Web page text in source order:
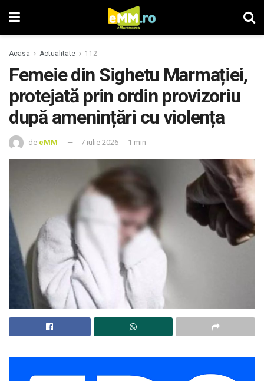
Acasa Actualitate 112
Femeie din Sighetu Marmației,
protejată prin ordin provizoriu
după amenințări cu violența
de eMM 7 iulie 2026 1 min